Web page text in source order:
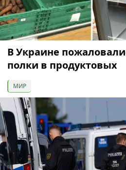
В Украине
полки в продуктовых
МИР